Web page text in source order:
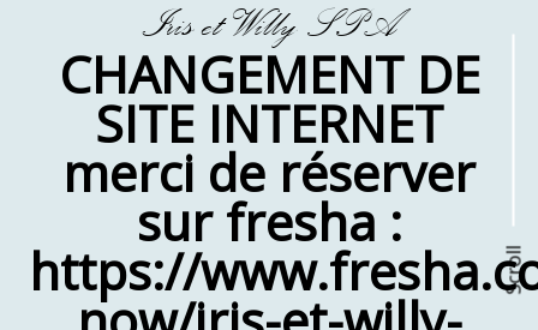
Scroll
Iris et Willy SPA
CHANGEMENT DE
SITE INTERNET
merci de réserver
sur fresha :
https://